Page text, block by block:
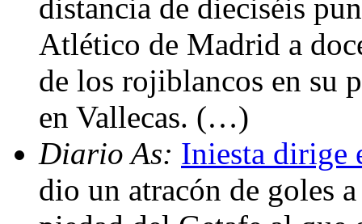
distancia de dieciséis
Atlético de Madrid a
de los rojiblancos en su
en Vallecas. (…)
Diario As: Iniesta dirige
dio un atracón de goles